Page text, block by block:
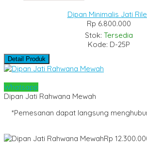
Dipan Minimalis Jati
Rp 6.800.000
Stok: Tersedia
Kode: D-25P
Detail Produk
Whatsapp
Dipan Jati Rahwana Mewah
*Pemesanan dapat langsung
Rp